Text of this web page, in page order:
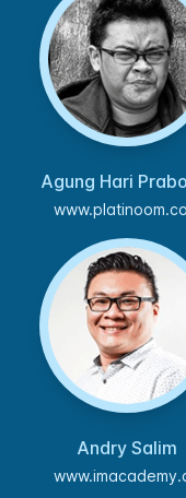
Agung Hari
Andry Salim